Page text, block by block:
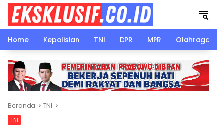
Langsung
konten
Home
Kepolisian TNI DPR MPR Olahraga
Beranda TNI
TNI